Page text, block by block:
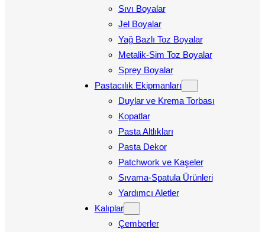
Sıvı Boyalar
Jel Boyalar
Yağ Bazlı Toz Boyalar
Metalik-Sim Toz Boyalar
Sprey Boyalar
Pastacılık Ekipmanları
Duylar ve Krema Torbası
Kopatlar
Pasta Altlıkları
Pasta Dekor
Patchwork ve Kaşeler
Sıvama-Spatula Ürünleri
Yardımcı Aletler
Kalıplar
Çemberler